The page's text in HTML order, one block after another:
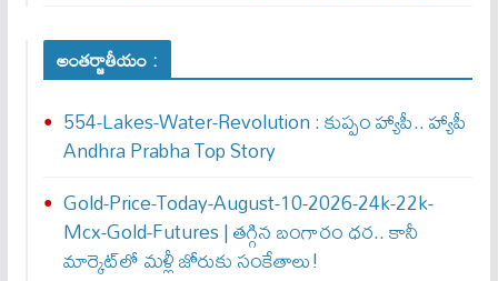
అంతర్జాతీయం :
554-Lakes-Water-Revolution : కుప్పం హ్యాపీ.. హ్యాపీ
Andhra Prabha Top Story
Gold-Price-Today-August-10-2026-24k-22k-
Mcx-Gold-Futures | తగ్గిన బంగారం ధర.. కానీ
మార్కెట్‌లో మళ్లీ జోరుకు సంకేతాలు!